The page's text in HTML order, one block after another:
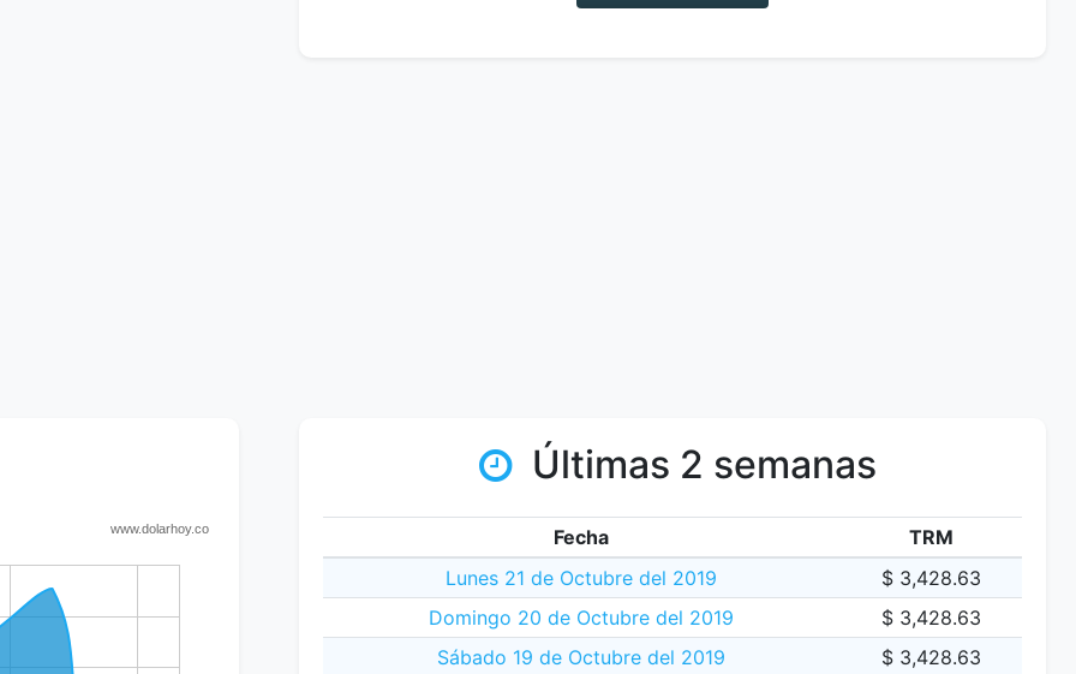
Últimas 2 semanas
Fecha
TRM
Lunes 21 de Octubre del 2019
$ 3,428.63
Domingo 20 de Octubre del 2019
$ 3,428.63
Sábado 19 de Octubre del 2019
$ 3,428.63